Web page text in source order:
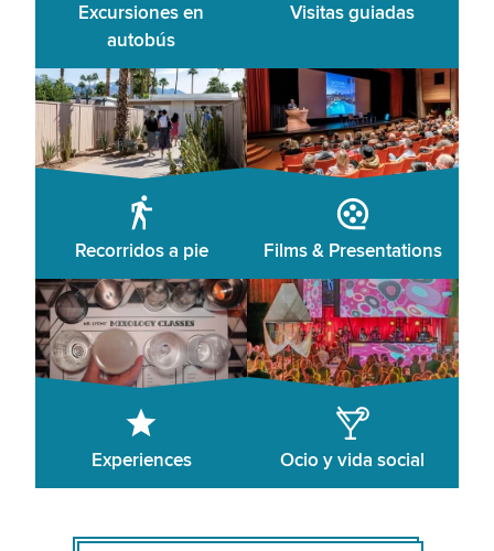
Excursiones en
autobús
Visitas guiadas
Recorridos a pie Films & Presentations
Experiences Ocio y vida social